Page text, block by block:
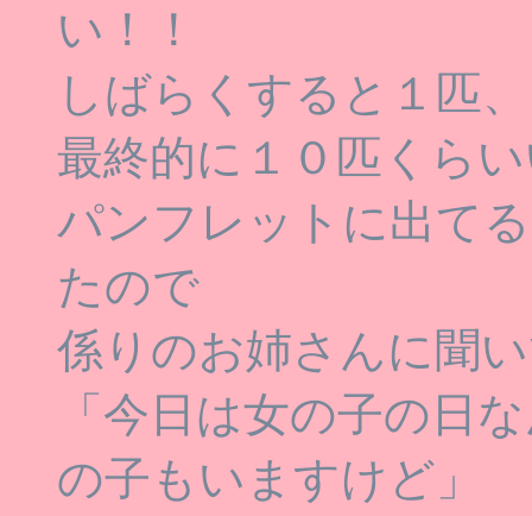
い！！
しばらくすると１匹
最終的に１０匹くら
パンフレットに出て
たので
係りのお姉さんに聞
「今日は女の子の日
の子もいますけど」